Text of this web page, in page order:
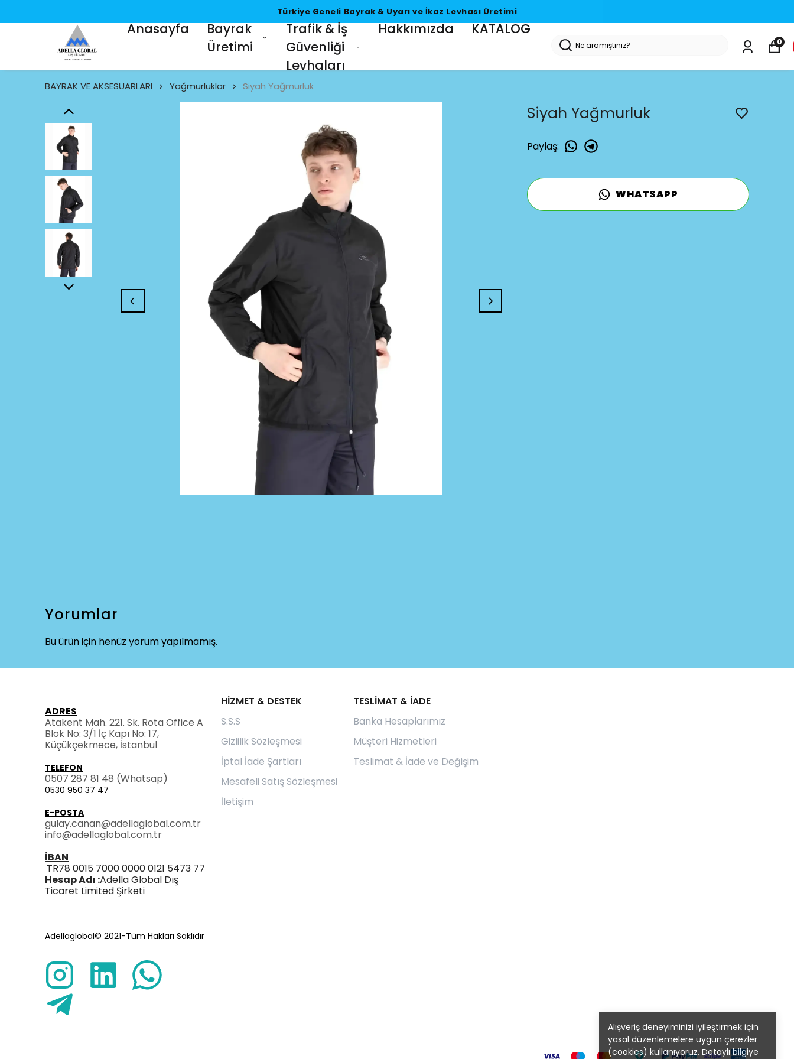
Türkiye Geneli Bayrak & Uyarı ve İkaz Levhası Üretimi
Anasayfa
Bayrak
Üretimi
Trafik & İş
Güvenliği
Levhaları
Hakkımızda KATALOG
0
Alışveriş deneyiminizi iyileştirmek için
yasal düzenlemelere uygun çerezler
(cookies) kullanıyoruz. Detaylı bilgiye
BAYRAK VE AKSESUARLARI Yağmurluklar Siyah Yağmurluk
Siyah Yağmurluk
Paylaş:
WHATSAPP
Yorumlar
Bu ürün için henüz yorum yapılmamış.
HİZMET & DESTEK
S.S.S
Gizlilik Sözleşmesi
İptal İade Şartları
Mesafeli Satış Sözleşmesi
İletişim
TESLİMAT & İADE
Banka Hesaplarımız
Müşteri Hizmetleri
Teslimat & İade ve Değişim
ADRES
Atakent Mah. 221. Sk. Rota Office A
Blok No: 3/1 İç Kapı No: 17,
Küçükçekmece, İstanbul
TELEFON
0507 287 81 48 (Whatsap)
0530 950 37 47
E-POSTA
gulay.canan@adellaglobal.com.tr
info@adellaglobal.com.tr
İBAN
TR78 0015 7000 0000 0121 5473 77
Hesap Adı :Adella Global Dış
Ticaret Limited Şirketi
Adellaglobal© 2021-Tüm Hakları Saklıdır